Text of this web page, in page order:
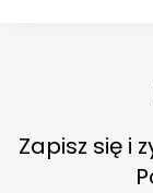
Zapisz się i